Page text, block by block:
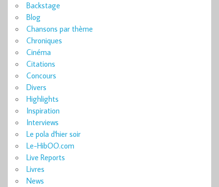
Backstage
Blog
Chansons par thème
Chroniques
Cinéma
Citations
Concours
Divers
Highlights
Inspiration
Interviews
Le pola d'hier soir
Le-HibOO.com
Live Reports
Livres
News